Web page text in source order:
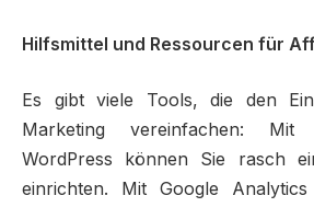
Hilfsmittel und Ressourcen für
Es gibt viele Tools, die den
Marketing vereinfachen: Mit
WordPress können Sie rasch
einrichten. Mit Google